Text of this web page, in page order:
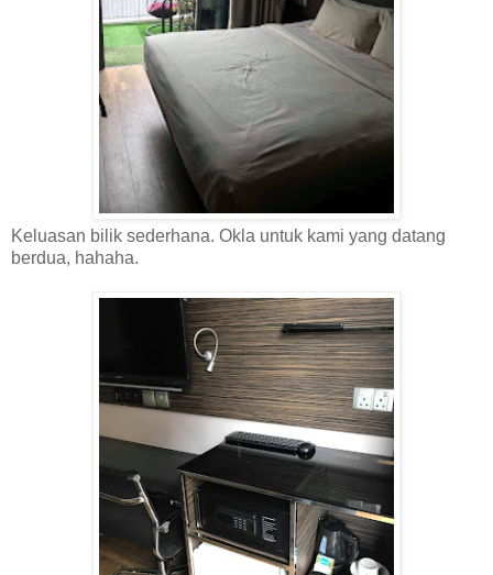
Keluasan bilik sederhana. Okla untuk kami yang datang
berdua, hahaha.